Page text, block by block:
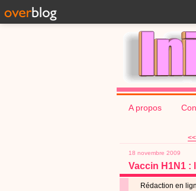
A propos
18 novembre 2009
Vaccin H1N1 :
Rédaction en